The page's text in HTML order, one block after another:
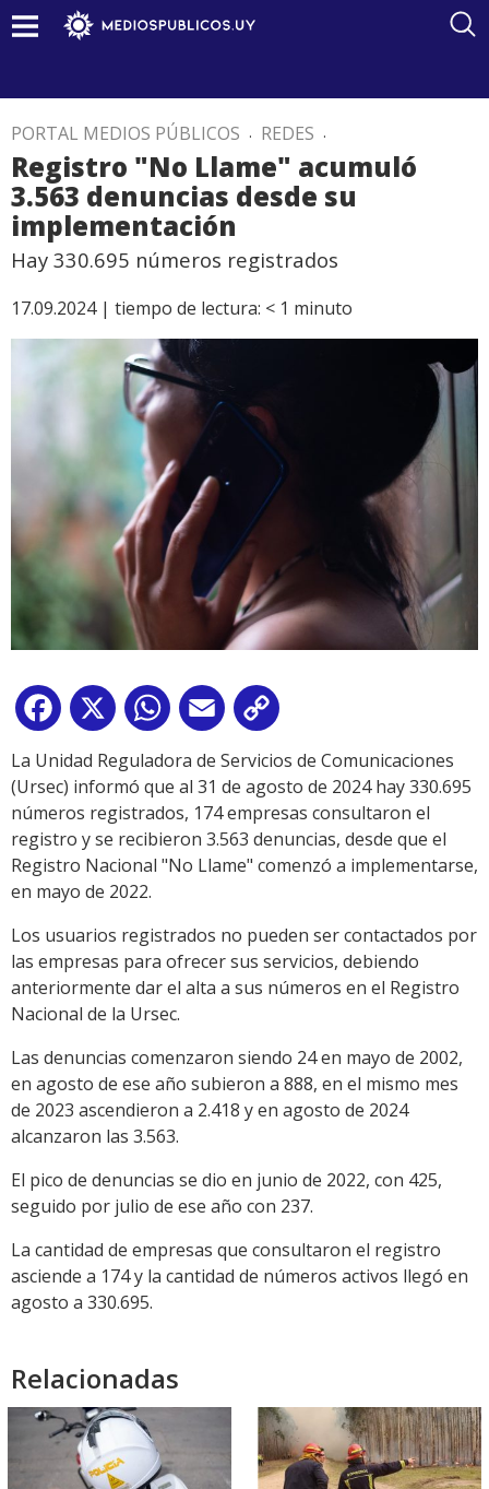
PORTAL MEDIOS PÚBLICOS . REDES .
Registro "No Llame" acumuló
3.563 denuncias desde su
implementación
Hay 330.695 números registrados
17.09.2024 | tiempo de lectura: < 1 minuto
Facebook
X WhatsApp
Email
Link
La Unidad Reguladora de Servicios de Comunicaciones
(Ursec) informó que al 31 de agosto de 2024 hay 330.695
números registrados, 174 empresas consultaron el
registro y se recibieron 3.563 denuncias, desde que el
Registro Nacional "No Llame" comenzó a implementarse,
en mayo de 2022.
Los usuarios registrados no pueden ser contactados por
las empresas para ofrecer sus servicios, debiendo
anteriormente dar el alta a sus números en el Registro
Nacional de la Ursec.
Las denuncias comenzaron siendo 24 en mayo de 2002,
en agosto de ese año subieron a 888, en el mismo mes
de 2023 ascendieron a 2.418 y en agosto de 2024
alcanzaron las 3.563.
El pico de denuncias se dio en junio de 2022, con 425,
seguido por julio de ese año con 237.
La cantidad de empresas que consultaron el registro
asciende a 174 y la cantidad de números activos llegó en
agosto a 330.695.
Relacionadas